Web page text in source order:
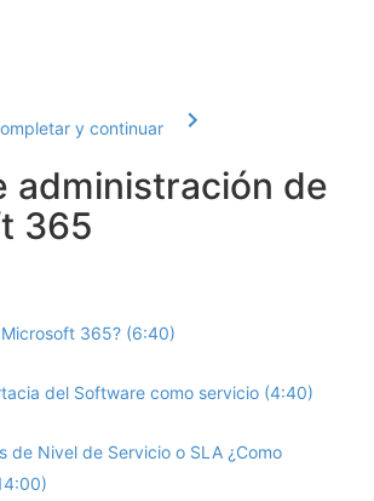
y continuar
administración de
365
Microsoft 365? (6:40)
del Software como servicio (4:40)
de Nivel de Servicio o SLA ¿Como